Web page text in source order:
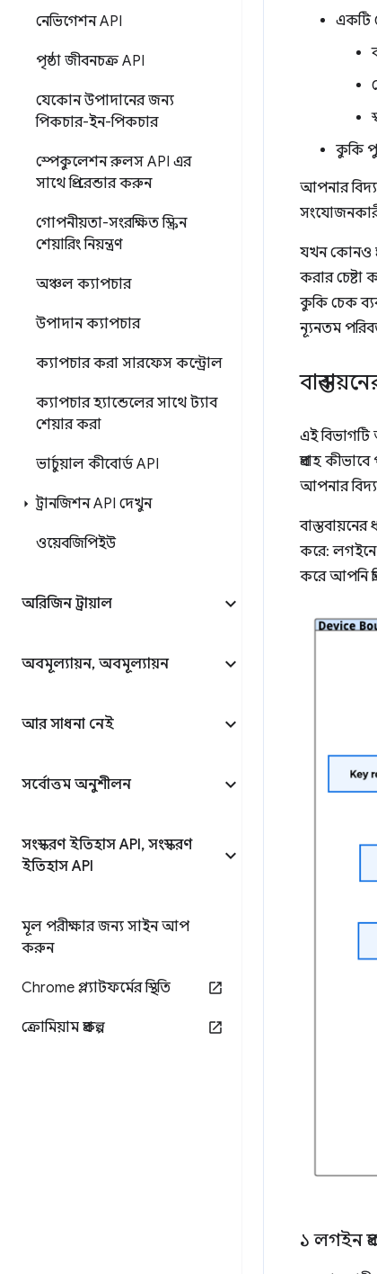
নেভিগেশন API
পৃষ্ঠা জীবনচক্র API
যেকোন উপাদানের জন্য
পিকচার-ইন-পিকচার
স্পেকুলেশন রুলস API এর
সাথে প্রি-রেন্ডার করুন
গোপনীয়তা-সংরক্ষিত স্ক্রিন
শেয়ারিং নিয়ন্ত্রণ
অঞ্চল ক্যাপচার
উপাদান ক্যাপচার
ক্যাপচার করা সারফেস কন্ট্রোল
ক্যাপচার হ্যান্ডেলের সাথে ট্যাব
শেয়ার করা
ভার্চুয়াল কীবোর্ড API
ট্রানজিশন API দেখুন
ওয়েবজিপিইউ
অরিজিন ট্রায়াল
অবমূল্যায়ন, অবমূল্যায়ন
আর সাধনা নেই
সর্বোত্তম অনুশীলন
সংস্করণ ইতিহাস API, সংস্করণ
ইতিহাস API
মূল পরীক্ষার জন্য সাইন আপ
করুন
Chrome প্ল্যাটফর্মের স্থিতি
ক্রোমিয়াম প্রকল্প
একটি
কুকি
আপনার
সংযোজনকারী
যখন কোনও
করার চেষ্টা
কুকি চেক
ন্যূনতম
এই বিভাগটি
প্রবাহ
আপনার
করে: লগইনে
করে আপনি
১ লগইন